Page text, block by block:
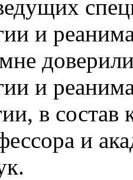
и
и
в
и